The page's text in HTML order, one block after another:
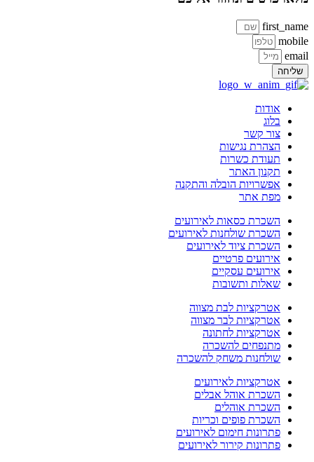
שליחה
אודות
בלוג
צור קשר
הצהרת נגישות
תעודת כשרות
תקנון האתר
אפשרויות הובלה והתקנה
מפת אתר
השכרת כסאות לאירועים
השכרת שולחנות לאירועים
השכרת ציוד לאירועים
אירועים פרטיים
אירועים עסקיים
שאלות ותשובות
אטרקציות לבת מצווה
אטרקציות לבר מצווה
אטרקציות לחתונה
מתנפחים להשכרה
שולחנות משחק להשכרה
אטרקציות לאירועים
השכרת אוהל אבלים
השכרת אוהלים
השכרת פופים וכריות
פתרונות חימום לאירועים
פתרונות קירור לאירועים